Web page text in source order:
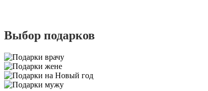
Выбор подарков